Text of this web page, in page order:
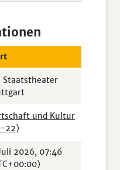
Staatstheater
und Kultur
22)
2026, 07:46